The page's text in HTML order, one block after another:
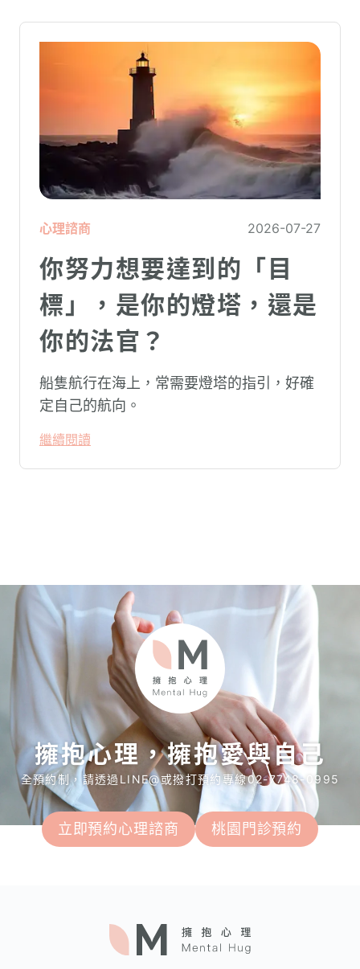
心理諮商 2026-07-27
你努力想要達到的「目
標」，是你的燈塔，還是
你的法官？
船隻航行在海上，常需要燈塔的指引，好確
定自己的航向。
繼續閱讀
擁抱心理，擁抱愛與自己
全預約制，請透過LINE@或撥打預約專線02-7748-0995
立即預約心理諮商 桃園門診預約